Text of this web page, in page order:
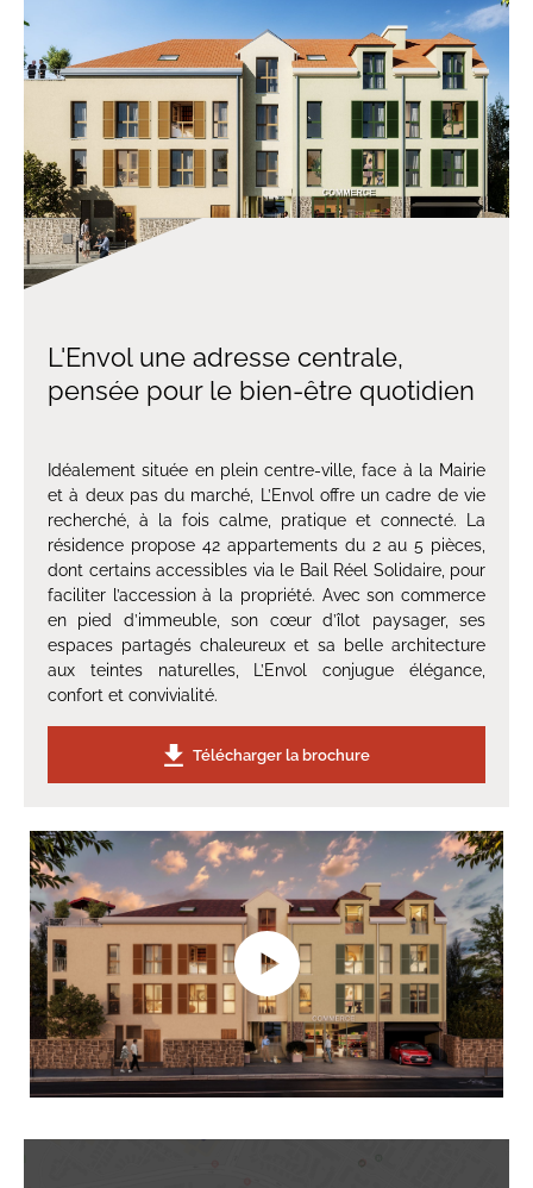
L'Envol une adresse centrale,
pensée pour le bien-être quotidien
Idéalement située en plein centre-ville, face à la Mairie
et à deux pas du marché, L’Envol offre un cadre de vie
recherché, à la fois calme, pratique et connecté. La
résidence propose 42 appartements du 2 au 5 pièces,
dont certains accessibles via le Bail Réel Solidaire, pour
faciliter l’accession à la propriété. Avec son commerce
en pied d’immeuble, son cœur d’îlot paysager, ses
espaces partagés chaleureux et sa belle architecture
aux teintes naturelles, L’Envol conjugue élégance,
confort et convivialité.
Télécharger la brochure